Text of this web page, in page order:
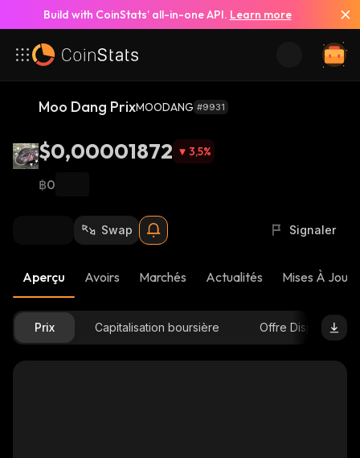
Build with CoinStats’ all-in-one API. Learn more
Moo Dang PrixMOODANG #9931
$0,00001872 3,5%
฿0
Swap Signaler
Aperçu Avoirs Marchés Actualités Mises À Jour
Prix Capitalisation boursière Offre Disponible